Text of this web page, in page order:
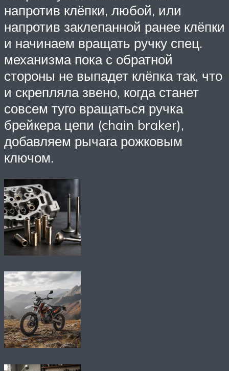
напротив клёпки, любой, или
напротив заклепанной ранее клёпки
и начинаем вращать ручку спец.
механизма пока с обратной
стороны не выпадет клёпка так, что
и скрепляла звено, когда станет
совсем туго вращаться ручка
брейкера цепи (chain braker),
добавляем рычага рожковым
ключом.